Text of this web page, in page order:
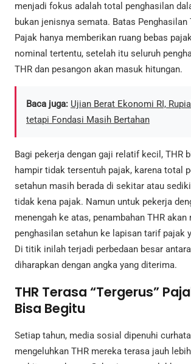
menjadi fokus adalah total penghasilan
bukan jenisnya semata. Batas Penghasilan
Pajak hanya memberikan ruang bebas
nominal tertentu, setelah itu seluruh
THR dan pesangon akan masuk hitungan.
Baca juga: Ujian Berat Ekonomi RI,
tetapi Fondasi Masih Bertahan
Bagi pekerja dengan gaji relatif kecil, THR
hampir tidak tersentuh pajak, karena total
setahun masih berada di sekitar atau
tidak kena pajak. Namun untuk pekerja
menengah ke atas, penambahan THR akan
penghasilan setahun ke lapisan tarif pajak
Di titik inilah terjadi perbedaan besar
diharapkan dengan angka yang diterima.
THR Terasa “Tergerus”
Bisa Begitu
Setiap tahun, media sosial dipenuhi
mengeluhkan THR mereka terasa jauh